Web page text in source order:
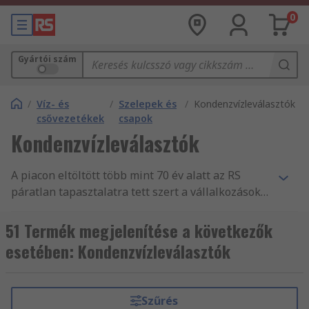
0
Gyártói szám
/ Víz- és
csővezetékek
/ Szelepek és
csapok
/ Kondenzvízleválasztók
Kondenzvízleválasztók
A piacon eltöltött több mint 70 év alatt az RS
páratlan tapasztalatra tett szert a vállalkozások
tartozékellátásában, mint Víz- és csővezetékek
forgalmazásában. Világszerte támogatjuk a
mérnököket Kondenzvízleválasztók és más
160 ország vásárlói számára, akik mind tudják,
51 Termék megjelenítése a következők
esetében: Kondenzvízleválasztók
Szűrés